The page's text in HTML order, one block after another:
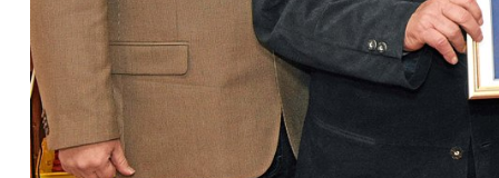
G
r
o